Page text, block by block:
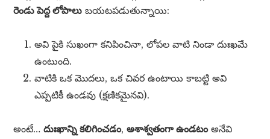
రెండు పెద్ద లోపాలు బయటపడుతున్నాయి:
అవి పైకి సుఖంగా కనిపించినా, లోపల వాటి నిండా దుఃఖమే
ఉంటుంది.
వాటికి ఒక మొదలు, ఒక చివర ఉంటాయి కాబట్టి అవి
ఎప్పటికీ ఉండవు (క్షణికమైనవి).
అంటే…దుఃఖాన్ని కలిగించడం,అశాశ్వతంగా ఉండటంఅనేవి